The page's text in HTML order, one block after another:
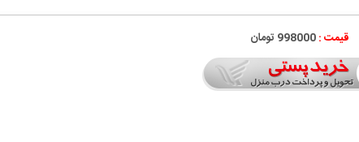
قیمت :998000 تومان